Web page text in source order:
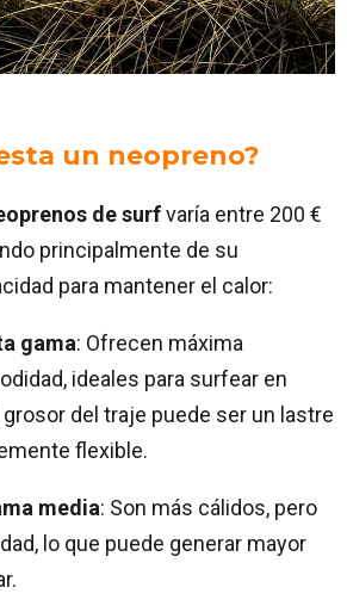
un neopreno?
de surfvaría entre 200 €
principalmente de su
para mantener el calor:
gama: Ofrecen máxima
ideales para surfear en
del traje puede ser un lastre
flexible.
media: Son más cálidos, pero
lo que puede generar mayor